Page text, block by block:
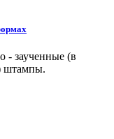
- заученные (в
штампы.